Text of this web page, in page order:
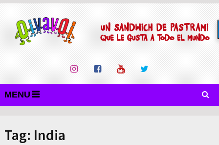
MENU
Tag: India